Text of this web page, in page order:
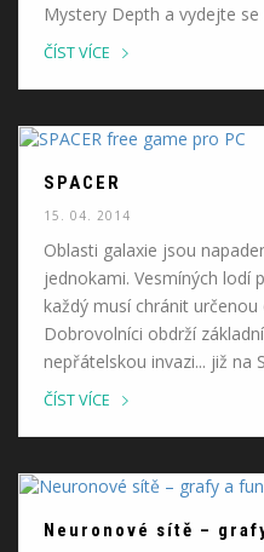
Mystery Depth a vydejte
ČÍST VÍCE
SPACER
15. 04. 2014
Oblasti galaxie jsou
jednokami. Vesmíných lodí
každý musí chránit
Dobrovolníci obdrží
nepřátelskou invazi... již na
ČÍST VÍCE
Neuronové sítě –